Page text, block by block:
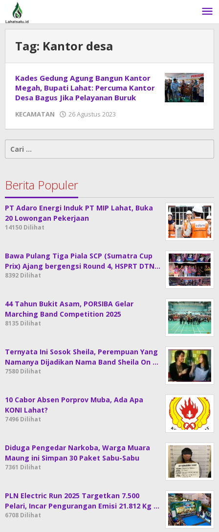
Lewati
konten
Tag: Kantor desa
Kades Gedung Agung Bangun Kantor
Megah, Bupati Lahat: Percuma Kantor
Desa Bagus Jika Pelayanan Buruk
KECAMATAN 26 Agustus 2023
Cari
untuk:
Berita Populer
PT Adaro Energi Induk PT MIP Lahat, Buka
20 Lowongan Pekerjaan
14150 Dilihat
Bawa Pulang Tiga Piala SCP (Sumatra Cup
Prix) Ajang bergengsi Round 4, HSPRT DTN…
8392 Dilihat
44 Tahun Bukit Asam, PORSIBA Gelar
Marching Band Competition 2025
8135 Dilihat
Ternyata Ini Sosok Sheila, Perempuan Yang
Namanya Dijadikan Nama Band Sheila On …
7580 Dilihat
10 Cabor Absen Porprov Muba, Ada Apa
KONI Lahat?
7496 Dilihat
Diduga Pengedar Narkoba, Warga Muara
Maung ini Simpan 30 Paket Sabu-Sabu
7361 Dilihat
PLN Electric Run 2025 Targetkan 7.500
Pelari, Incar Pengurangan Emisi 21.812 Kg …
6708 Dilihat